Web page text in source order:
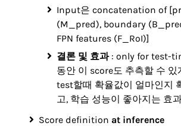
Input은 concatenation of
(M_pred), boundary
FPN features (F_RoI)]
결론 및 효과: only for test-
동안 이 score도 추측할 수 있
test할때 확율값이 얼마인지
고, 학습 성능이 좋아지는 효
Score definition at inference